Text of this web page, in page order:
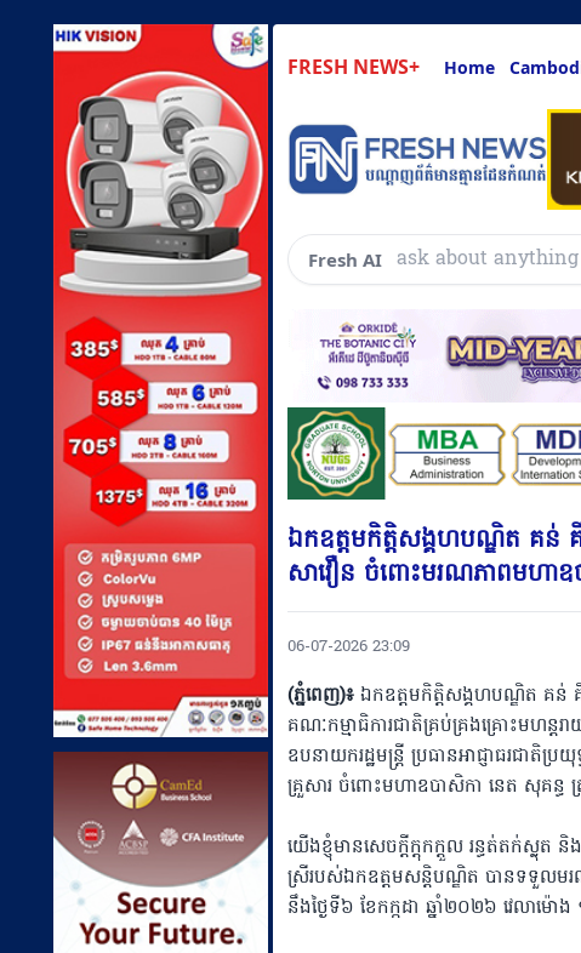
FRESH NEWS+ Home
Fresh AI សួរអ្វ
ឯកឧត្តមកិត្តិសង្គហបណ្ឌិត គន់
សាវឿន ចំពោះមរណភាពមហាឧ
06-07-2026 23:09
(ភ្នំពេញ)៖ ឯកឧត្តមកិត្តិសង្គហបណ្ឌិត គន់
គណៈកម្មាធិការជាតិគ្រប់គ្រងគ្រោះមហន្ត
ឧបនាយករដ្ឋមន្ត្រី ប្រធានអាជ្ញាធរជា
គ្រួសារ ចំពោះមហាឧបាសិកា នេត សុគន្ធ
យើងខ្ញុំមានសេចក្ដីក្ដុកក្ដួល រន្ធត់តក់ស្
ស្រីរបស់ឯកឧត្តមសន្តិបណ្ឌិត បានទទួលម
នឹងថ្ងៃទី៦ ខែកក្កដា ឆ្នាំ២០២៦ វេលាម៉